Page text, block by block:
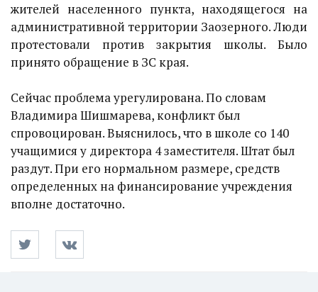
жителей населенного пункта, находящегося на
административной территории Заозерного. Люди
протестовали против закрытия школы. Было
принято обращение в ЗС края.
Сейчас проблема урегулирована. По словам
Владимира Шишмарева, конфликт был
спровоцирован. Выяснилось, что в школе со 140
учащимися у директора 4 заместителя. Штат был
раздут. При его нормальном размере, средств
определенных на финансирование учреждения
вполне достаточно.